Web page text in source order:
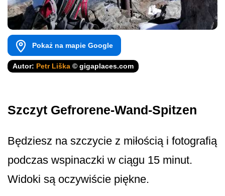
Pokaż na mapie Google
Autor: Petr Liška © gigaplaces.com
Szczyt Gefrorene-Wand-Spitzen
Będziesz na szczycie z miłością i fotografią
podczas wspinaczki w ciągu 15 minut.
Widoki są oczywiście piękne.